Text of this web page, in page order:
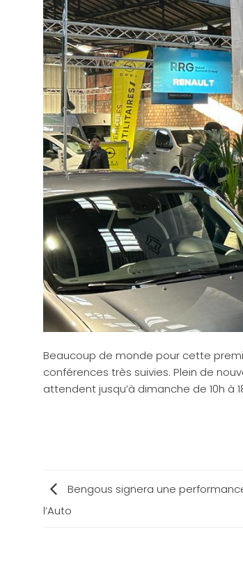
Beaucoup de monde pour cette
conférences très suivies. Plein de
attendent jusqu’à dimanche de 10h à
Bengous signera une
l’Auto